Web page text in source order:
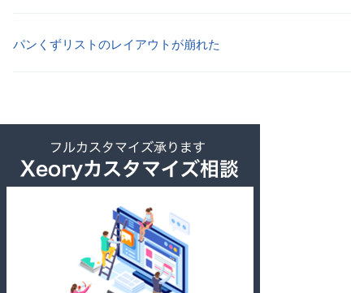
パンくずリストのレイアウトが崩れた